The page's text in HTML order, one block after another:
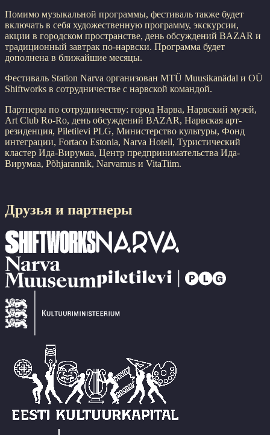
Помимо музыкальной программы, фестиваль также будет
включать в себя художественную программу, экскурсии,
акции в городском пространстве, день обсуждений BAZAR и
традиционный завтрак по-нарвски. Программа будет
дополнена в ближайшие месяцы.
Фестиваль Station Narva организован MTÜ Muusikanädal и OÜ
Shiftworks в сотрудничестве с нарвской командой.
Партнеры по сотрудничеству: город Нарва, Нарвский музей,
Art Club Ro-Ro, день обсуждений BAZAR, Нарвская арт-
резиденция, Piletilevi PLG, Министерство культуры, Фонд
интеграции, Fortaco Estonia, Narva Hotell, Туристический
кластер Ида-Вирумаа, Центр предпринимательства Ида-
Вирумаа, Põhjarannik, Narvamus и VitaTiim.
Друзья и партнеры